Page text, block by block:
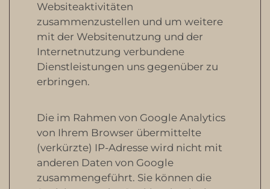
Websiteaktivitäten
zusammenzustellen und um weitere
mit der Websitenutzung und der
Internetnutzung verbundene
Dienstleistungen uns gegenüber zu
erbringen.
Die im Rahmen von Google Analytics
von Ihrem Browser übermittelte
(verkürzte) IP-Adresse wird nicht mit
anderen Daten von Google
zusammengeführt. Sie können die